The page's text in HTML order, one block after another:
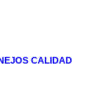
CALIDAD